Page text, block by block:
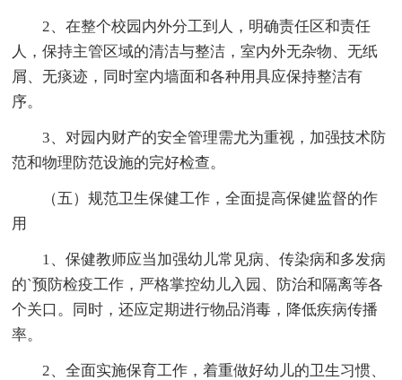
2、在整个校园内外分工到人，明确责任区和责任
人，保持主管区域的清洁与整洁，室内外无杂物、无纸
屑、无痰迹，同时室内墙面和各种用具应保持整洁有
序。
3、对园内财产的安全管理需尤为重视，加强技术防
范和物理防范设施的完好检查。
（五）规范卫生保健工作，全面提高保健监督的作
用
1、保健教师应当加强幼儿常见病、传染病和多发病
的`预防检疫工作，严格掌控幼儿入园、防治和隔离等各
个关口。同时，还应定期进行物品消毒，降低疾病传播
率。
2、全面实施保育工作，着重做好幼儿的卫生习惯、